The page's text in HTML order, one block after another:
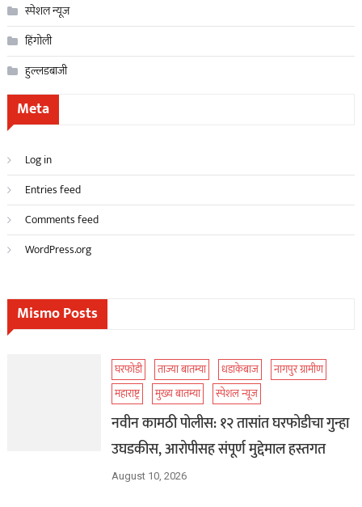
स्पेशल न्यूज
हिंगोली
हुल्लडबाजी
Meta
Log in
Entries feed
Comments feed
WordPress.org
Mismo Posts
घरफोडी ताज्या बातम्या धडाकेबाज
नागपुर ग्रामीण
महाराष्ट्र
मुख्य बातम्या स्पेशल न्यूज
नवीन कामठी पोलीस: १२ तासांत घरफोडीचा गुन्हा
उघडकीस, आरोपीसह संपूर्ण मुद्देमाल हस्तगत
August 10, 2026